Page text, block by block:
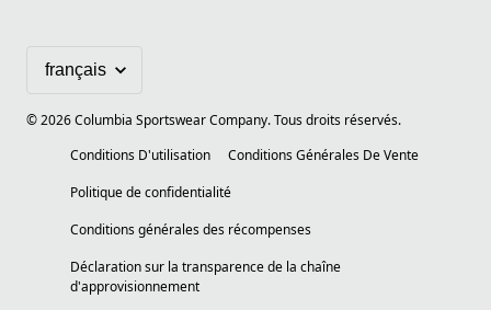
©2026Columbia Sportswear Company. Tous droits réservés.
Conditions D'utilisation
Conditions Générales De Vente
Politique de confidentialité
Conditions générales des récompenses
Déclaration sur la transparence de la chaîne
d'approvisionnement